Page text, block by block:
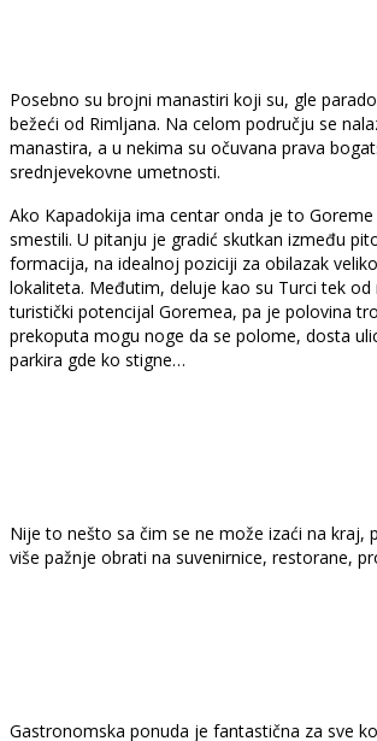
Posebno su brojni manastiri koji su, gle
bežeći od Rimljana. Na celom području se
manastira, a u nekima su očuvana prava
srednjevekovne umetnosti.
Ako Kapadokija ima centar onda je to
smestili. U pitanju je gradić skutkan između
formacija, na idealnoj poziciji za obilazak
lokaliteta. Međutim, deluje kao su Turci tek od
turistički potencijal Goremea, pa je polovina
prekoputa mogu noge da se polome, dosta
parkira gde ko stigne…
Nije to nešto sa čim se ne može izaći na kraj,
više pažnje obrati na suvenirnice, restorane,
Gastronomska ponuda je fantastična za sve